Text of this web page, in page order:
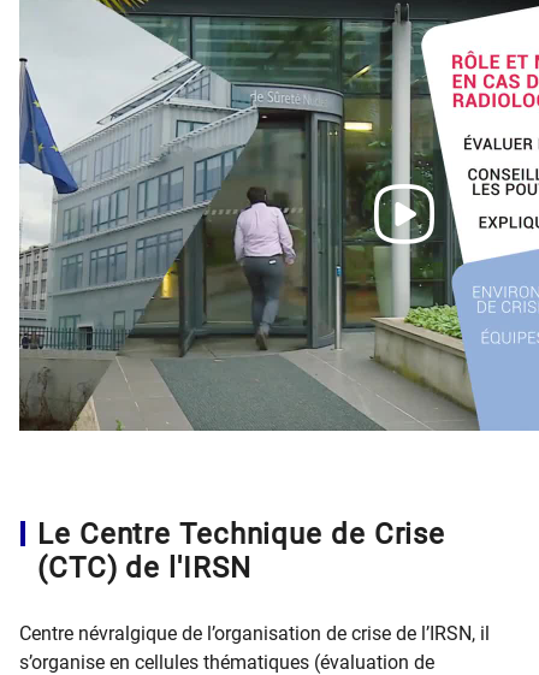
Le Centre Technique de Crise
(CTC) de l'IRSN
Centre névralgique de l’organisation de crise de l’IRSN, il
s’organise en cellules thématiques (évaluation de